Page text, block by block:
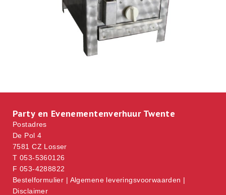
Party en Evenementenverhuur Twente
Postadres
De Pol 4
7581 CZ Losser
T 053-5360126
F 053-4288822
Bestelformulier | Algemene leveringsvoorwaarden |
Disclaimer